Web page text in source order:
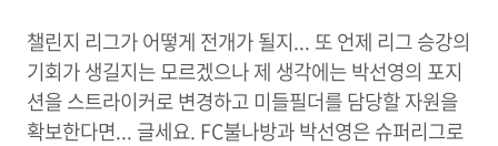
챌린지 리그가 어떻게 전개가 될지... 또 언제 리그 승강의
기회가 생길지는 모르겠으나 제 생각에는 박선영의 포지
션을 스트라이커로 변경하고 미들필더를 담당할 자원을
확보한다면... 글세요. FC불나방과 박선영은 슈퍼리그로